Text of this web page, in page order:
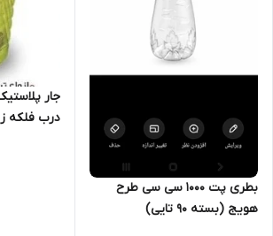
بطری پت ۱۰۰۰ سی سی طرح
هویج (بسته ۹۰ تایی)